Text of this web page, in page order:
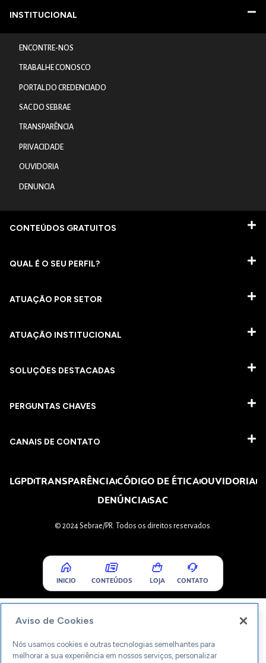
INSTITUCIONAL
ENCONTRE-NOS
TRABALHE CONOSCO
PORTAL DO CREDENCIADO
SAC DO SEBRAE
TRANSPARÊNCIA
PRIVACIDADE
OUVIDORIA
DENUNCIA
CONTEÚDOS GRATUITOS
QUAL É O SEU PERFIL?
ATUAÇÃO POR SETOR
ATUAÇÃO INSTITUCIONAL
SOLUÇÕES DESTACADAS
PERGUNTAS CHAVES​
CANAIS DE CONTATO
LGPDTRANSPARÊNCIACÓDIGO DE ÉTICAOUVIDORIA
DENÚNCIASAC
© 2024 Sebrae/PR. Todos os direitos reservados.
INICIO CONTEÚDOS LOJA CONTATO
Aviso de Cookies
Nós usamos cookies e outras tecnologias semelhantes para
melhorar a sua experiência em nossos serviços, personalizar